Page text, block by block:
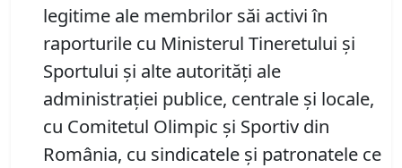
legitime ale membrilor săi activi în
raporturile cu Ministerul Tineretului și
Sportului și alte autorități ale
administrației publice, centrale și locale,
cu Comitetul Olimpic și Sportiv din
România, cu sindicatele și patronatele ce